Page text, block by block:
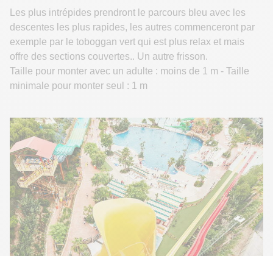
Les plus intrépides prendront le parcours bleu avec les
descentes les plus rapides, les autres commenceront par
exemple par le toboggan vert qui est plus relax et mais
offre des sections couvertes.. Un autre frisson.
Taille pour monter avec un adulte : moins de 1 m - Taille
minimale pour monter seul : 1 m